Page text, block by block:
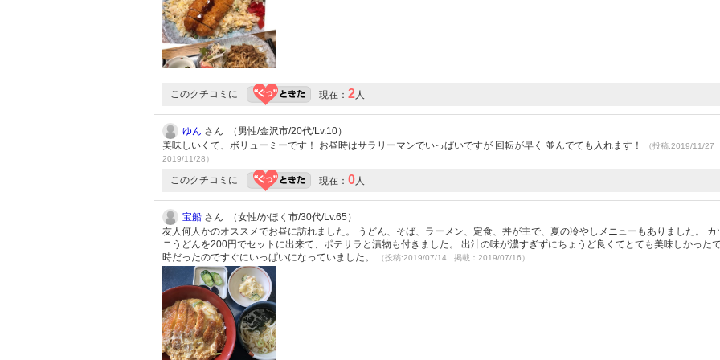
このクチコミに 現在： 2人
ゆん さん （男性/金沢市/20代/Lv.10）
美味しいくて、ボリューミーです！ お昼時はサラリーマンでいっぱいですが 回転が早く 並んでても入れます！
（投稿:2019/11/27
2019/11/28）
このクチコミに 現在： 0人
宝船 さん （女性/かほく市/30代/Lv.65）
友人何人かのオススメでお昼に訪れました。 うどん、そば、ラーメン、定食、丼が主で、夏の冷やしメニューもありました。 カ
ニうどんを200円でセットに出来て、ポテサラと漬物も付きました。 出汁の味が濃すぎずにちょうど良くてとても美味しかった
時だったのですぐにいっぱいになっていました。
（投稿:2019/07/14 掲載：2019/07/16）